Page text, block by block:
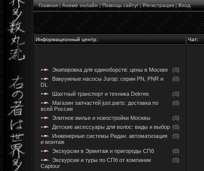
Главная|Аниме онлайн|Помощь сайту!|Регистрация|Вход
Информационный центр: Чат:
Экипировка для единоборств: цены в Москве
(0)
Вакуумные насосы Jurop: серии PN, PNR и
DL
(0)
Шахтный транспорт и техника Dekree
(0)
Магазин запчастей just.parts: доставка по
всей России
(0)
Элитное жилье и новостройки Москвы
(0)
Детские аксессуары для волос: виды и выбор (0)
Инженерные системы Ридан: автоматизация
и монтаж
(0)
Экскурсии в Эрмитаж и пригороды СПб
(0)
Экскурсии и туры по СПб от компании
Captour
(0)